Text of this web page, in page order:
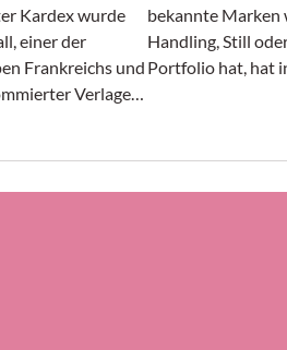
Kardex wurde
einer der
Frankreichs und
Verlage
des
bekannte Marken
Handling, Still
Portfolio hat, hat